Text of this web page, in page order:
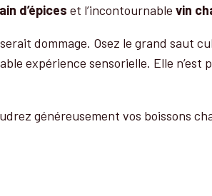
d’épices et l’incontournable vin
dommage. Osez le grand saut
expérience sensorielle. Elle n’est
généreusement vos boissons